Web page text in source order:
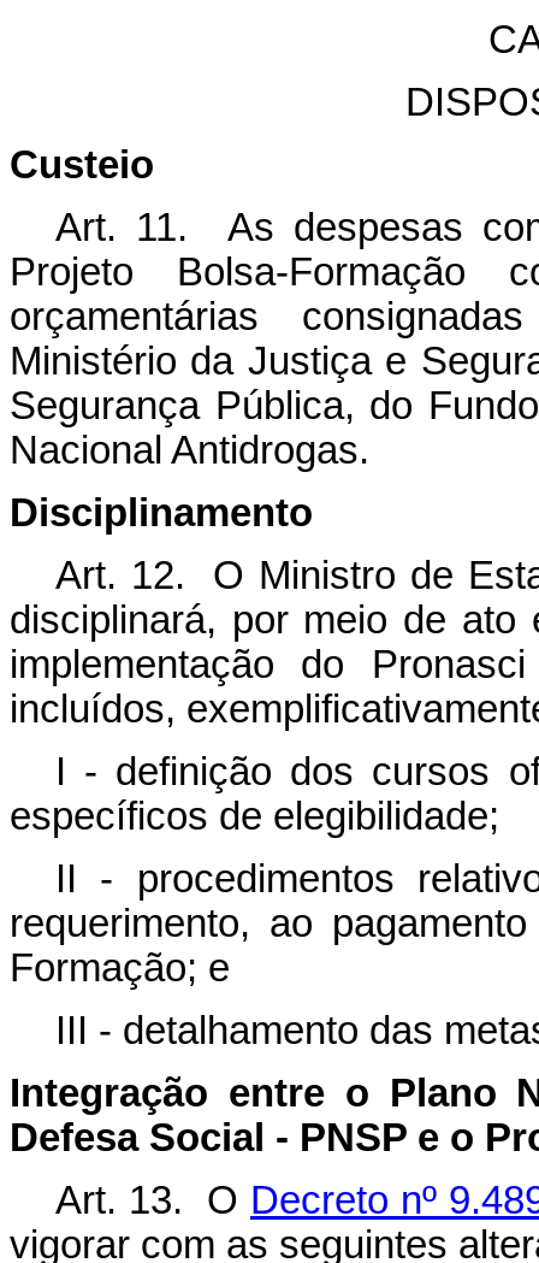
Custeio
Art. 11. As despesas
Projeto Bolsa-
orçamentárias
Ministério da Justiça e
Segurança Pública, do
Nacional Antidrogas.
Disciplinamento
Art. 12. O Ministro de
disciplinará, por meio de ato
implementação do
incluídos,
I - definição dos cursos
específicos de elegibilidade;
II - procedimentos
requerimento, ao
Formação; e
III - detalhamento das
Integração entre o Plano
Defesa Social - PNSP e o
Art. 13. O Decreto nº
vigorar com as seguintes